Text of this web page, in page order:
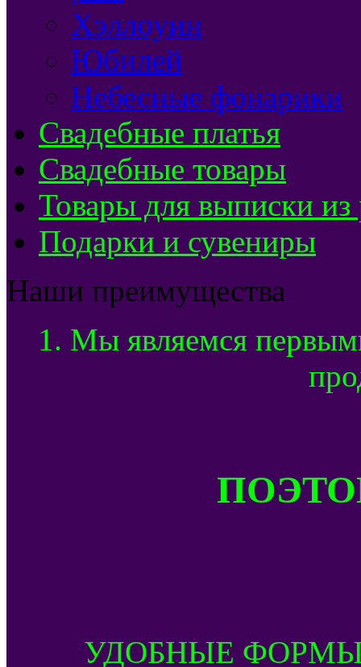
Хэллоуин
Юбилей
Небесные фонарики
Свадебные платья
Свадебные товары
Товары для выписки из
Подарки и сувениры
Наши преимущества
1. Мы являемся
УДОБНЫЕ